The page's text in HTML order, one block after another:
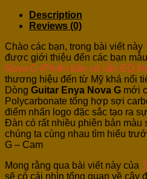
Description
Reviews (0)
Chào các bạn, trong bài viết này
được giới thiệu đến các bạn
Nova G (Phiên bản có sẵn EQ
thương hiệu đến từ Mỹ khá nổi
Dòng Guitar Enya Nova G mới
Polycarbonate tổng hợp sợi
điểm nhấn logo đặc sắc tạo ra
Đàn có rất nhiều phiên bản màu
chúng ta cùng nhau tìm hiểu
G – Cam
Mong rằng qua bài viết này của
sẽ có cái nhìn tổng quan về cây